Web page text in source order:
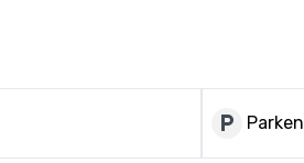
local_parking